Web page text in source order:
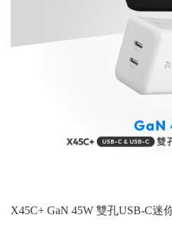
X45C+ GaN 45W 雙孔USB-C迷